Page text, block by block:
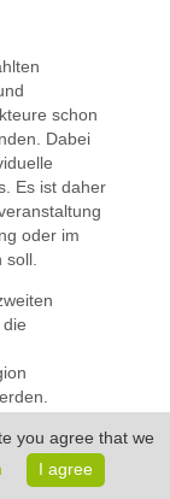
schon
Dabei
Es ist daher
oder im
soll.
die
you agree that we
I agree